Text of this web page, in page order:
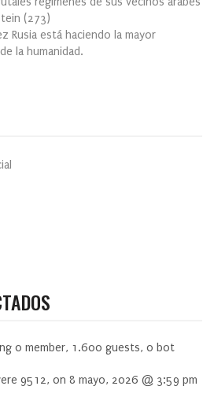
(273)
Rusia está haciendo la mayor
la humanidad.
0 member, 1.600 guests, 0 bot
9512, on 8 mayo, 2026 @ 3:59 pm